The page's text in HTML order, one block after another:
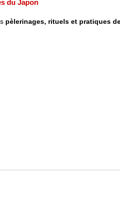
du Japon
pèlerinages, rituels et pratiques